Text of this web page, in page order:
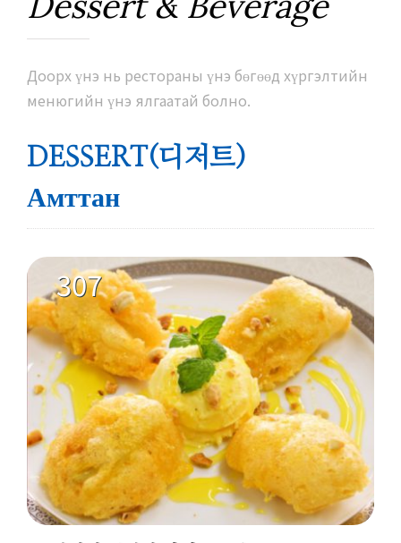
Доорх үнэ нь рестораны үнэ бөгөөд хүргэлтийн
менюгийн үнэ ялгаатай болно.
DESSERT(디저트)
Амттан
307